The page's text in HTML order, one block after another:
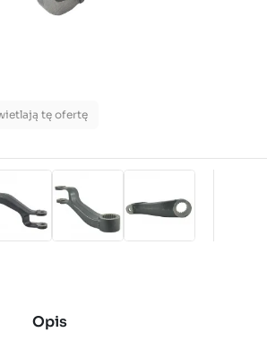
tę ofertę
Opis